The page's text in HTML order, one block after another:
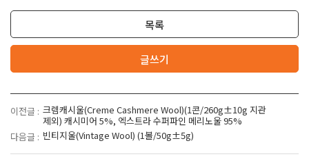
목록
글쓰기
이전글 : 크렘캐시울(Creme Cashmere Wool)(1콘/260g±10g 지관
제외) 캐시미어 5%, 엑스트라 수퍼파인 메리노울 95%
다음글 : 빈티지울(Vintage Wool) (1볼/50g±5g)